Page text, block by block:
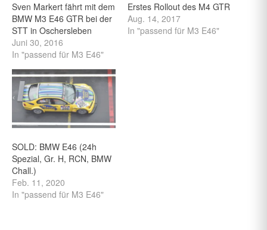
Sven Markert fährt mit dem
BMW M3 E46 GTR bei der
STT in Oschersleben
Juni 30, 2016
In "passend für M3 E46"
Erstes Rollout des M4 GTR
Aug. 14, 2017
In "passend für M3 E46"
SOLD: BMW E46 (24h
Spezial, Gr. H, RCN, BMW
Chall.)
Feb. 11, 2020
In "passend für M3 E46"